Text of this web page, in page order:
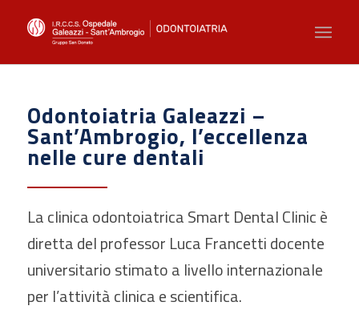
Odontoiatria Galeazzi –
Sant’Ambrogio, l’eccellenza
nelle cure dentali
La clinica odontoiatrica Smart Dental Clinic è
diretta del professor Luca Francetti docente
universitario stimato a livello internazionale
per l’attività clinica e scientifica.